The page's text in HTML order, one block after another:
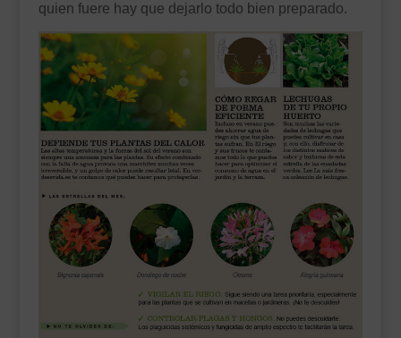
quien fuere hay que dejarlo todo bien preparado.